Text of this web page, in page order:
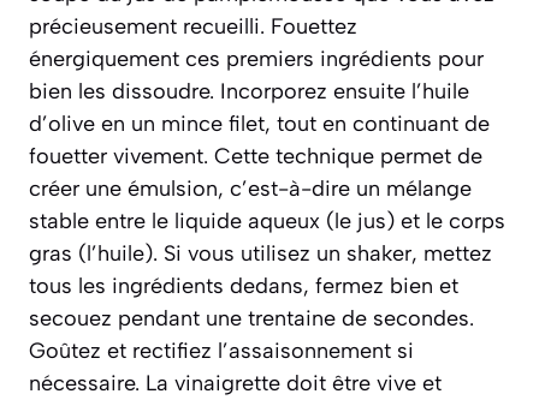
précieusement recueilli. Fouettez
énergiquement ces premiers ingrédients pour
bien les dissoudre. Incorporez ensuite l’huile
d’olive en un mince filet, tout en continuant de
fouetter vivement. Cette technique permet de
créer une émulsion, c’est-à-dire un mélange
stable entre le liquide aqueux (le jus) et le corps
gras (l’huile). Si vous utilisez un shaker, mettez
tous les ingrédients dedans, fermez bien et
secouez pendant une trentaine de secondes.
Goûtez et rectifiez l’assaisonnement si
nécessaire. La vinaigrette doit être vive et